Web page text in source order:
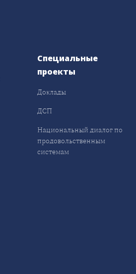
Специальные
проекты
Доклады
ДСП
Национальный диалог по
продовольственным
системам